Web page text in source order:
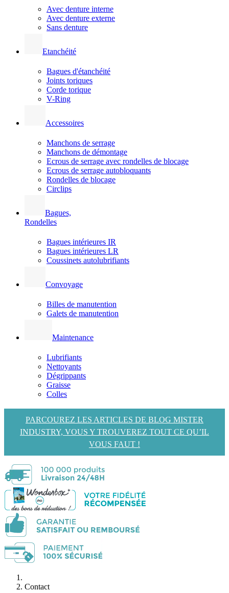
Avec denture interne
Avec denture externe
Sans denture
Etanchéité
Bagues d'étanchéité
Joints toriques
Corde torique
V-Ring
Accessoires
Manchons de serrage
Manchons de démontage
Ecrous de serrage avec rondelles de blocage
Ecrous de serrage autobloquants
Rondelles de blocage
Circlips
Bagues,
Rondelles
Bagues intérieures IR
Bagues intérieures LR
Coussinets autolubrifiants
Convoyage
Billes de manutention
Galets de manutention
Maintenance
Lubrifiants
Nettoyants
Dégrippants
Graisse
Colles
PARCOUREZ LES ARTICLES DE BLOG MISTER
INDUSTRY, VOUS Y TROUVEREZ TOUT CE QU’IL
VOUS FAUT !
Contact